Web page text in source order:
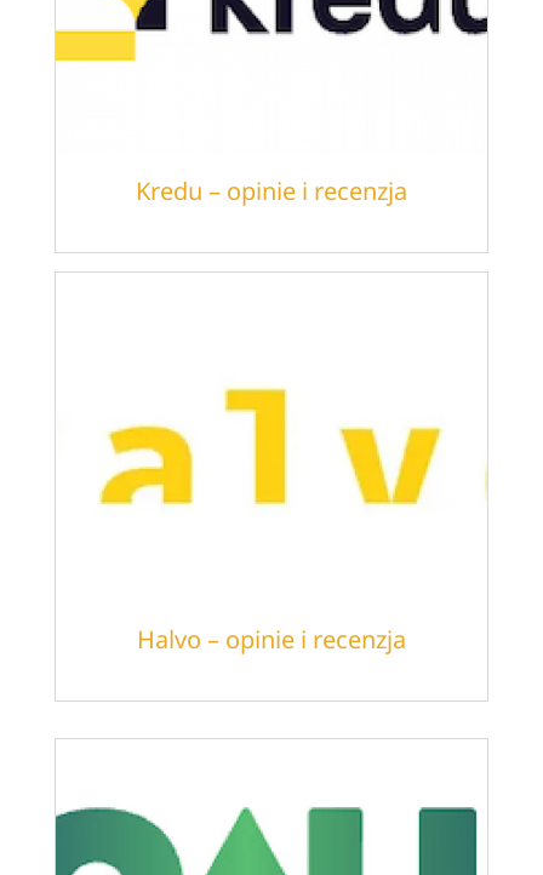
Kredu – opinie i recenzja
Halvo – opinie i recenzja